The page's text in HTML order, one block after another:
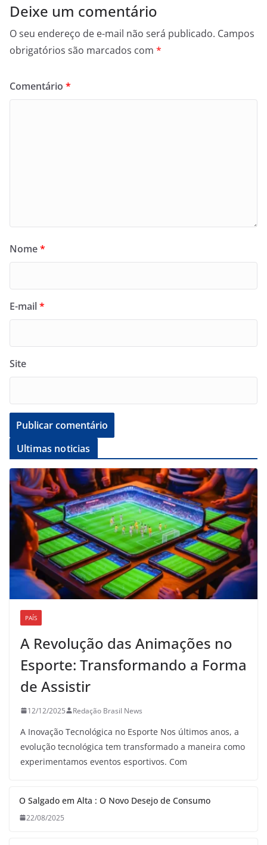
Deixe um comentário
O seu endereço de e-mail não será publicado. Campos
obrigatórios são marcados com *
Comentário *
Nome*
E-mail*
Site
Ultimas noticias
PAÍS
A Revolução das Animações no
Esporte: Transformando a Forma
de Assistir
12/12/2025 Redação Brasil News
A Inovação Tecnológica no Esporte Nos últimos anos, a
evolução tecnológica tem transformado a maneira como
experimentamos eventos esportivos. Com
O Salgado em Alta : O Novo Desejo de Consumo
22/08/2025